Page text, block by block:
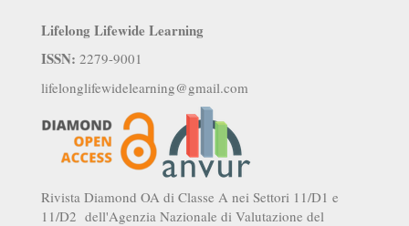
Lifelong Lifewide Learning
ISSN: 2279-9001
lifelonglifewidelearning@gmail.com
Rivista Diamond OA di Classe A nei Settori 11/D1 e
11/D2 dell'Agenzia Nazionale di Valutazione del